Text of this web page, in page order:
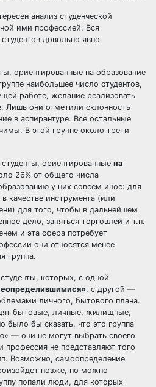
анализ студенческой
ими профессией. Вся
довольно явно
ориентированные на образование
наибольшее число студентов,
работе, желание реализовать
Лишь они отметили склонность
в аспирантуре. Все остальные
В этой группе около трети
ориентированные на
26% от общего числа
у них совсем иное: для
качестве инструмента (или
для того, чтобы в дальнейшем
дело, заняться торговлей и т.п.
и эта сфера потребует
они относятся менее
группа.
которых, с одной
, с другой —
личного, бытового плана.
бытовые, личные, жилищные,
бы сказать, что это группа
— они не могут выбрать своего
профессия не представляют того
Возможно, самоопределение
позже, но можно
попали люди, для которых